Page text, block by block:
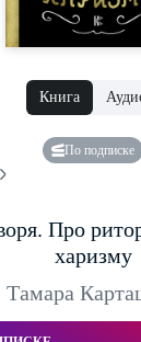
Книга
По подписке
Про
харизму
Тамара